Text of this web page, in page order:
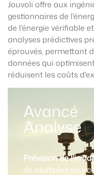
Jouvoli offre aux
gestionnaires de
de l'énergie vérifiable
analyses prédictives
éprouvés, permettant
données qui
réduisent les coûts
Avancé
Analyse
Prévision de
de multiples